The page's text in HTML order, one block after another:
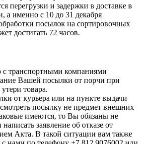
перегрузки и задержки в доставке в
а именно с 10 до 31 декабря
посылок на сортировочных
достигать 72 часов.
с транспортными компаниями
Вашей посылки от порчи при
товара.
от курьера или на пункте выдачи
посылку не предмет внешних
имеются, то Вы обязаны не
заявление об отказе от
Акта. В такой ситуации вам также